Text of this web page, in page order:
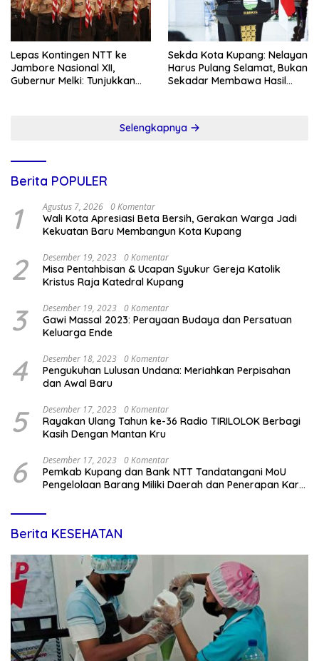
Lepas Kontingen NTT ke
Jambore Nasional XII,
Gubernur Melki: Tunjukkan
Sekda Kota Kupang: Nelayan
Harus Pulang Selamat, Bukan
Sekadar Membawa Hasil
Selengkapnya
Berita POPULER
1 Agustus 7, 2026 0 Komentar
Wali Kota Apresiasi Beta Bersih, Gerakan Warga Jadi
Kekuatan Baru Membangun Kota Kupang
2 Desember 19, 2023 0 Komentar
Misa Pentahbisan & Ucapan Syukur Gereja Katolik
Kristus Raja Katedral Kupang
3 Desember 19, 2023 0 Komentar
Gawi Massal 2023: Perayaan Budaya dan Persatuan
Keluarga Ende
4 Desember 18, 2023 0 Komentar
Pengukuhan Lulusan Undana: Meriahkan Perpisahan
dan Awal Baru
5 Desember 17, 2023 0 Komentar
Rayakan Ulang Tahun ke-36 Radio TIRILOLOK Berbagi
Kasih Dengan Mantan Kru
6 Desember 17, 2023 0 Komentar
Pemkab Kupang dan Bank NTT Tandatangani MoU
Pengelolaan Barang Miliki Daerah dan Penerapan Kartu
Berita KESEHATAN